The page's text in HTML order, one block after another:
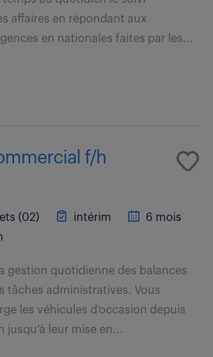
affaires en répondant aux
en nationales faites par les...
f/h
(02) intérim
6 mois
gestion quotidienne des balances
tâches administratives. Vous
les véhicules d'occasion depuis
jusqu'à leur mise en...